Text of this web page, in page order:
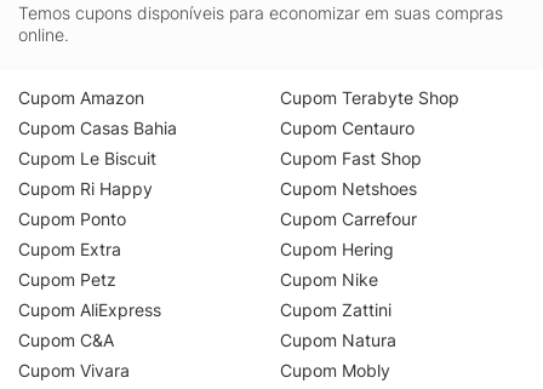
Temos cupons disponíveis para economizar em suas compras
online.
Cupom Amazon
Cupom Casas Bahia
Cupom Le Biscuit
Cupom Ri Happy
Cupom Ponto
Cupom Extra
Cupom Petz
Cupom AliExpress
Cupom C&A
Cupom Vivara
Cupom Terabyte Shop
Cupom Centauro
Cupom Fast Shop
Cupom Netshoes
Cupom Carrefour
Cupom Hering
Cupom Nike
Cupom Zattini
Cupom Natura
Cupom Mobly